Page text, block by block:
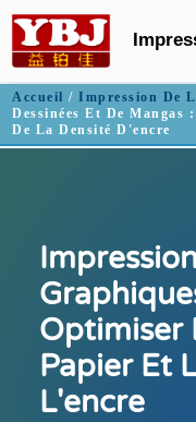
Accueil / Impression De
Dessinées Et De
De La Densité D'encre
Optimiser
Papier Et
L'encre